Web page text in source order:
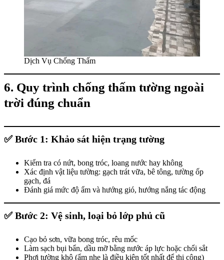
Dịch Vụ Chống Thấm
6. Quy trình chống thấm tường ngoài
trời đúng chuẩn
✅ Bước 1: Khảo sát hiện trạng tường
Kiểm tra có nứt, bong tróc, loang nước hay không
Xác định vật liệu tường: gạch trát vữa, bê tông, tường ốp
gạch, đá
Đánh giá mức độ ẩm và hướng gió, hướng nắng tác động
✅ Bước 2: Vệ sinh, loại bỏ lớp phủ cũ
Cạo bỏ sơn, vữa bong tróc, rêu mốc
Làm sạch bụi bẩn, dầu mỡ bằng nước áp lực hoặc chổi sắt
Phơi tường khô (ẩm nhẹ là điều kiện tốt nhất để thi công)